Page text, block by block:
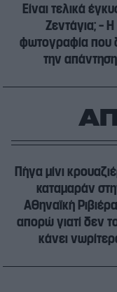
Είναι τελικά
Ζεντάγια; – Η
φωτογραφία που
την απάντηση
Πήγα μίνι
καταμαράν
Αθηναϊκή
απορώ γιατί δεν
κάνει